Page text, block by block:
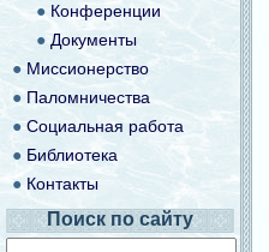
● Конференции
● Документы
●Миссионерство
● Паломничества
●Социальная работа
● Библиотека
● Контакты
Поиск по сайту